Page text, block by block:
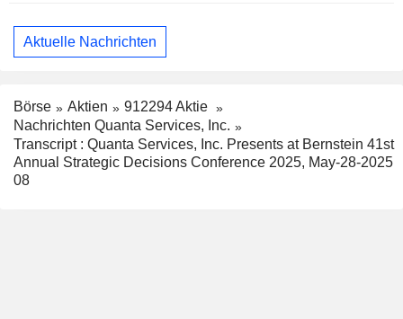
Aktuelle Nachrichten
Börse Aktien
912294 Aktie
Nachrichten Quanta Services, Inc.
Transcript : Quanta Services, Inc. Presents at Bernstein 41st
Annual Strategic Decisions Conference 2025, May-28-2025
08